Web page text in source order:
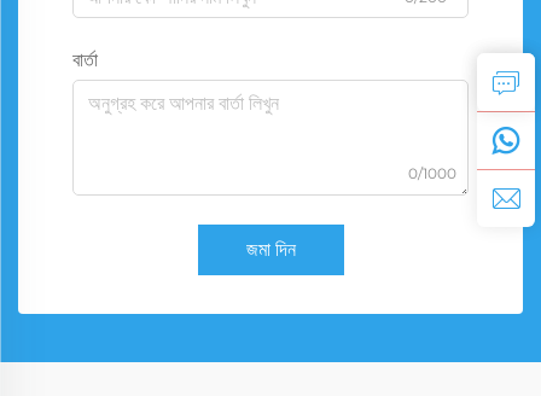
বার্তা
0/1000
জমা দিন